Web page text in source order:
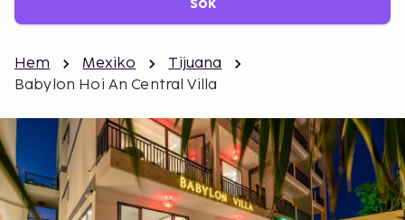
Sök
Hem Mexiko
Tijuana
Babylon Hoi An Central Villa